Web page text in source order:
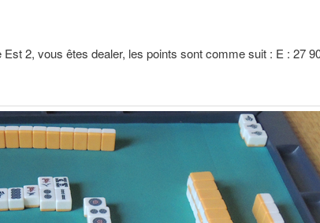
2, vous êtes dealer, les points sont comme suit : E : 27